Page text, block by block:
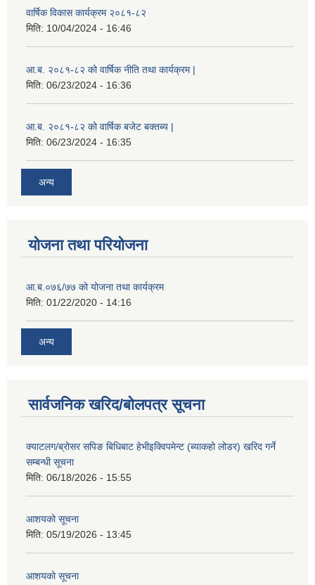
वार्षिक विकास कार्यक्रम २०८१-८२
मिति: 10/04/2024 - 16:46
आ.ब. २०८१-८२ को वार्षिक नीति तथा कार्यक्रम |
मिति: 06/23/2024 - 16:36
आ.ब. २०८१-८२ को वार्षिक बजेट बक्तब्य |
मिति: 06/23/2024 - 16:35
अन्य
योजना तथा परियोजना
आ.ब.०७६/७७ को योजना तथा कार्यक्रम
मिति: 01/22/2020 - 14:16
अन्य
सार्वजनिक खरिद/बोलपत्र सूचना
क्याटलग/ब्रोसर सपिङ बिधिबाट हेभीइक्विपमेन्ट (ब्याकहो लोडर) खरिद गर्ने
सम्बन्धी सूचना
मिति: 06/18/2026 - 15:55
आशयको सूचना
मिति: 05/19/2026 - 13:45
आशयको सूचना